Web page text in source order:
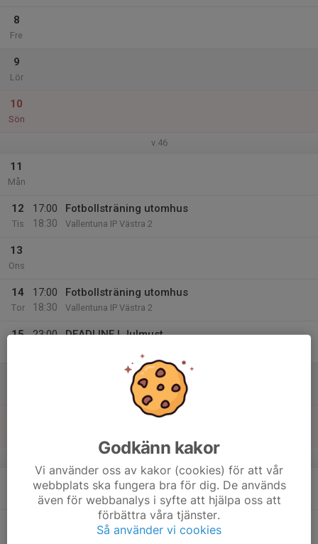
8
Fre
9
Lör
10
Sön
v.46
11
Mån
12
Tis
17:00
18:30
Fotbollsträning utomhus
Vallentuna IP Västra 2
13
Ons
14
Tor
17:00
18:30
Fotbollsträning utomhus
Vallentuna IP Västra 2
15
23:00
DEADLINE | Julmust
v.47
Träning
Vallentuna IP Västra 2
Godkänn kakor
Vi använder oss av kakor (cookies) för att vår
webbplats ska fungera bra för dig. De används
även för webbanalys i syfte att hjälpa oss att
förbättra våra tjänster.
Så använder vi cookies